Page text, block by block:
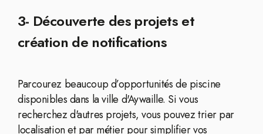
3- Découverte des projets et
création de notifications
Parcourez beaucoup d’opportunités de piscine
disponibles dans la ville d'Aywaille. Si vous
recherchez d'autres projets, vous pouvez trier par
localisation et par métier pour simplifier vos